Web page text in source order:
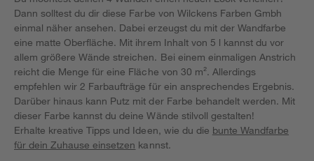
Dann solltest du dir diese Farbe von Wilckens Farben Gmbh
einmal näher ansehen. Dabei erzeugst du mit der Wandfarbe
eine matte Oberfläche. Mit ihrem Inhalt von 5 l kannst du vor
allem größere Wände streichen. Bei einem einmaligen Anstrich
reicht die Menge für eine Fläche von 30 m². Allerdings
empfehlen wir 2 Farbaufträge für ein ansprechendes Ergebnis.
Darüber hinaus kann Putz mit der Farbe behandelt werden. Mit
dieser Farbe kannst du deine Wände stilvoll gestalten!
Erhalte kreative Tipps und Ideen, wie du die bunte Wandfarbe
für dein Zuhause einsetzen kannst.